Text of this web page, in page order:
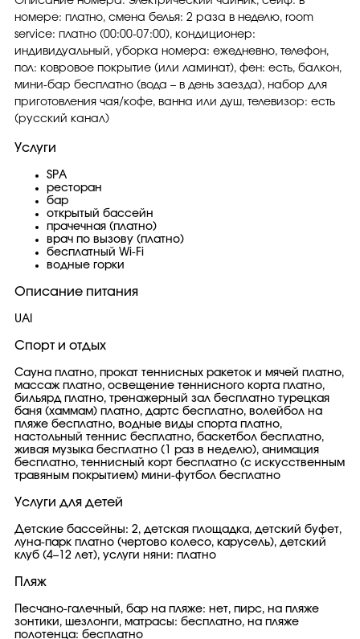
номере: платно, смена белья: 2 раза в неделю, room
service: платно (00:00-07:00), кондиционер:
индивидуальный, уборка номера: ежедневно, телефон,
пол: ковровое покрытие (или ламинат), фен: есть, балкон,
мини-бар бесплатно (вода – в день заезда), набор для
приготовления чая/кофе, ванна или душ, телевизор: есть
(русский канал)
Услуги
SPA
ресторан
бар
открытый бассейн
прачечная (платно)
врач по вызову (платно)
бесплатный Wi-Fi
водные горки
Описание питания
UAI
Спорт и отдых
Сауна платно, прокат теннисных ракеток и мячей платно,
массаж платно, освещение теннисного корта платно,
бильярд платно, тренажерный зал бесплатно турецкая
баня (хаммам) платно, дартс бесплатно, волейбол на
пляже бесплатно, водные виды спорта платно,
настольный теннис бесплатно, баскетбол бесплатно,
живая музыка бесплатно (1 раз в неделю), анимация
бесплатно, теннисный корт бесплатно (с искусственным
травяным покрытием) мини-футбол бесплатно
Услуги для детей
Детские бассейны: 2, детская площадка, детский буфет,
луна-парк платно (чертово колесо, карусель), детский
клуб (4–12 лет), услуги няни: платно
Пляж
Песчано-галечный, бар на пляже: нет, пирс, на пляже
зонтики, шезлонги, матрасы: бесплатно, на пляже
полотенца: бесплатно